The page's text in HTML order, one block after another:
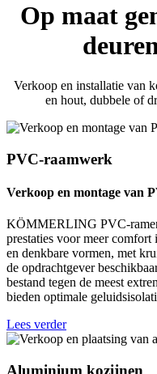
Op maat
Verkoop en installatie van
en hout, dubbele of
PVC-raamwerk
Verkoop en montage van
KÖMMERLING PVC-
prestaties voor meer
en denkbare vormen, met
de opdrachtgever
bestand tegen de meest
bieden optimale
Lees verder
Aluminium kozijnen